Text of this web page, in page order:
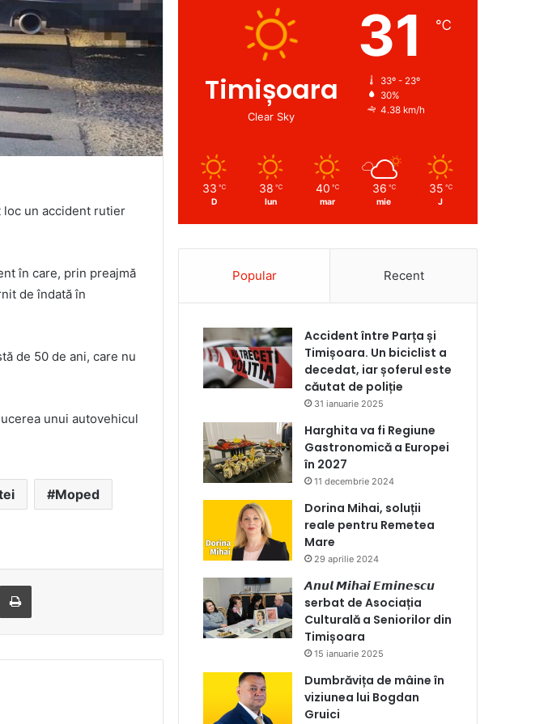
loc un accident rutier
în care, prin preajmă
de îndată în
de 50 de ani, care nu
unui autovehicul
Moped
via Email Print
Timișoara
Clear Sky
31 ℃
33º - 23º
30%
4.38 km/h
33 ℃
D
38 ℃
lun
40 ℃
mar
36 ℃
mie
35 ℃
J
Popular Recent
Accident între Parța și
Timișoara. Un biciclist a
decedat, iar șoferul este
căutat de poliție
31 ianuarie 2025
Harghita va fi Regiune
Gastronomică a Europei
în 2027
11 decembrie 2024
Dorina Mihai, soluții
reale pentru Remetea
Mare
29 aprilie 2024
𝘼𝙣𝙪𝙡 𝙈𝙞𝙝𝙖𝙞 𝙀𝙢𝙞𝙣𝙚𝙨𝙘𝙪
serbat de Asociația
Culturală a Seniorilor din
Timișoara
15 ianuarie 2025
Dumbrăvița de mâine în
viziunea lui Bogdan
Gruici